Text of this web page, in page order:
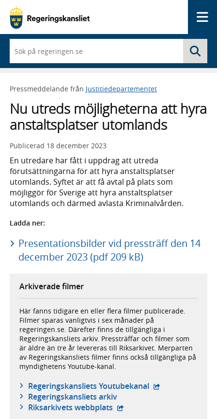
du
börjar
skriva
framträder
lista
med
sökförslag
Pressmeddelande från Justitiedepartementet
Nu utreds möjligheterna att hyra
anstaltsplatser utomlands
Publicerad 18 december 2023
En utredare har fått i uppdrag att utreda
förutsättningarna för att hyra anstaltsplatser
utomlands. Syftet är att få avtal på plats som
möjliggör för Sverige att hyra anstaltsplatser
utomlands och därmed avlasta Kriminalvården.
Ladda ner:
Presentationsbilder vid pressträff den 14
december 2023 (pdf 209 kB)
Arkiverade filmer
Här fanns tidigare en eller flera filmer publicerade.
Filmer sparas vanligtvis i sex månader på
regeringen.se. Därefter finns de tillgängliga i
Regeringskansliets arkiv. Pressträffar och filmer som
är äldre än tre år levereras till Riksarkivet. Merparten
av Regeringskansliets filmer finns också tillgängliga på
myndighetens Youtube-kanal.
Regeringskansliets Youtubekanal - extern
Regeringskansliets arkiv
Riksarkivets webbplats - extern webbplats,